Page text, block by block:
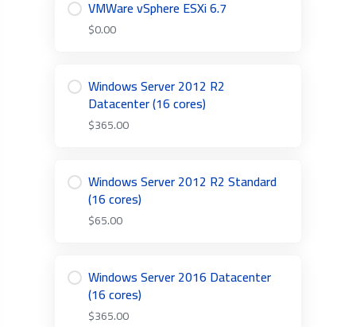
VMWare vSphere ESXi 6.7
$0.00
Windows Server 2012 R2
Datacenter (16 cores)
$365.00
Windows Server 2012 R2 Standard
(16 cores)
$65.00
Windows Server 2016 Datacenter
(16 cores)
$365.00